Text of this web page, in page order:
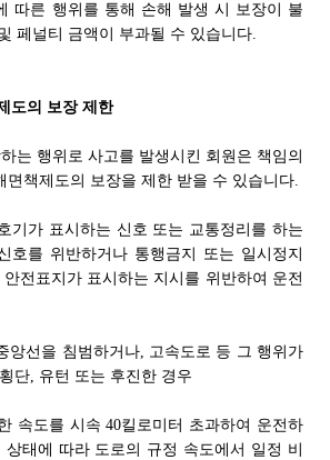
따른 행위를 통해 손해 발생 시 보장이 불
페널티 금액이 부과될 수 있습니다.
도의 보장 제한
는 행위로 사고를 발생시킨 회원은 책임의
면책제도의 보장을 제한 받을 수 있습니다.
기가 표시하는 신호 또는 교통정리를 하는
호를 위반하거나 통행금지 또는 일시정지
전표지가 표시하는 지시를 위반하여 운전
앙선을 침범하거나, 고속도로 등 그 행위가
단, 유턴 또는 후진한 경우
속도를 시속 40킬로미터 초과하여 운전하
태에 따라 도로의 규정 속도에서 일정 비